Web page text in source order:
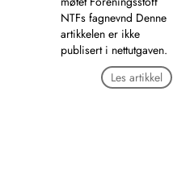
NTFs fagnevnd Denne
artikkelen er ikke
publisert i nettutgaven.
Les artikkel